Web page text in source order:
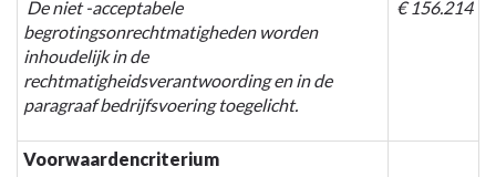
De niet -acceptabele
begrotingsonrechtmatigheden worden
inhoudelijk in de
rechtmatigheidsverantwoording en in de
paragraaf bedrijfsvoering toegelicht.
€ 156.214
Voorwaardencriterium